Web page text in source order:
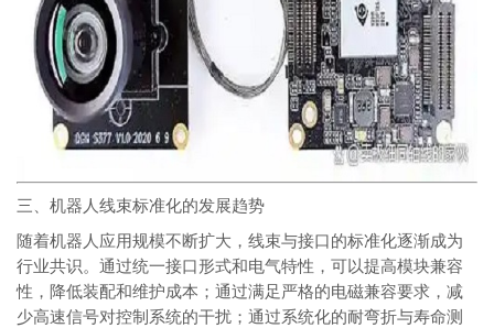
三、机器人线束标准化的发展趋势
随着机器人应用规模不断扩大，线束与接口的标准化逐渐成为
行业共识。通过统一接口形式和电气特性，可以提高模块兼容
性，降低装配和维护成本；通过满足严格的电磁兼容要求，减
少高速信号对控制系统的干扰；通过系统化的耐弯折与寿命测